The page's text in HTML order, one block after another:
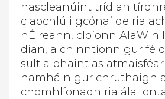
nascleanúint tríd an
claochlú i gcónaí de
hÉireann, cloíonn AlaWin
dian, a chinntíonn gur
sult a bhaint as
hamháin gur chruthaigh
chomhlíonadh rialála